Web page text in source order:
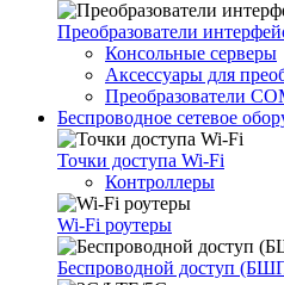
Преобразователи
Консольные серверы
Аксессуары для
Преобразователи
Беспроводное сетевое
Точки доступа Wi-Fi
Контроллеры
Wi-Fi роутеры
Беспроводной доступ